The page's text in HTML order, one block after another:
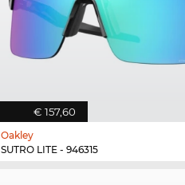
€ 157,60
Oakley
SUTRO LITE - 946315